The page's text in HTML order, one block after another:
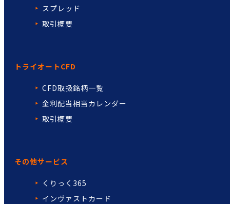
その他サービス
くりっく365
インヴァストカード
スプレッド
取引概要
トライオートCFD
CFD取扱銘柄一覧
金利配当相当カレンダー
取引概要